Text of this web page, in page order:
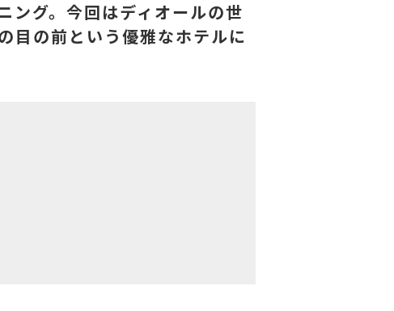
ング。今回はディオールの世
目の前という優雅なホテルに